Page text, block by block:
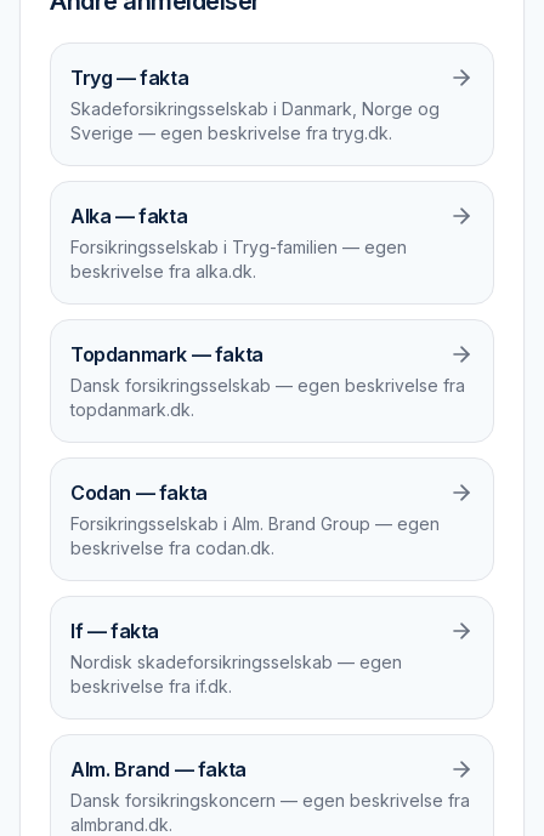
Tryg — fakta
Skadeforsikringsselskab i Danmark, Norge og
Sverige — egen beskrivelse fra tryg.dk.
Alka — fakta
Forsikringsselskab i Tryg-familien — egen
beskrivelse fra alka.dk.
Topdanmark — fakta
Dansk forsikringsselskab — egen beskrivelse fra
topdanmark.dk.
Codan — fakta
Forsikringsselskab i Alm. Brand Group — egen
beskrivelse fra codan.dk.
If — fakta
Nordisk skadeforsikringsselskab — egen
beskrivelse fra if.dk.
Alm. Brand — fakta
Dansk forsikringskoncern — egen beskrivelse fra
almbrand.dk.